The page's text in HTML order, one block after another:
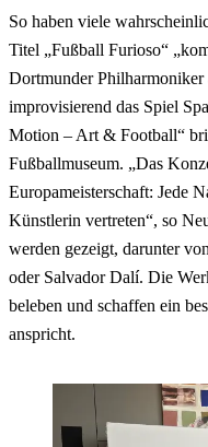
So haben viele
Titel „Fußball Furioso“
Dortmunder Philharmoniker
improvisierend das Spiel
Motion – Art & Football“
Fußballmuseum. „Das
Europameisterschaft: Jede
Künstlerin vertreten“, so
werden gezeigt, darunter
oder Salvador Dalí. Die
beleben und schaffen ein
anspricht.